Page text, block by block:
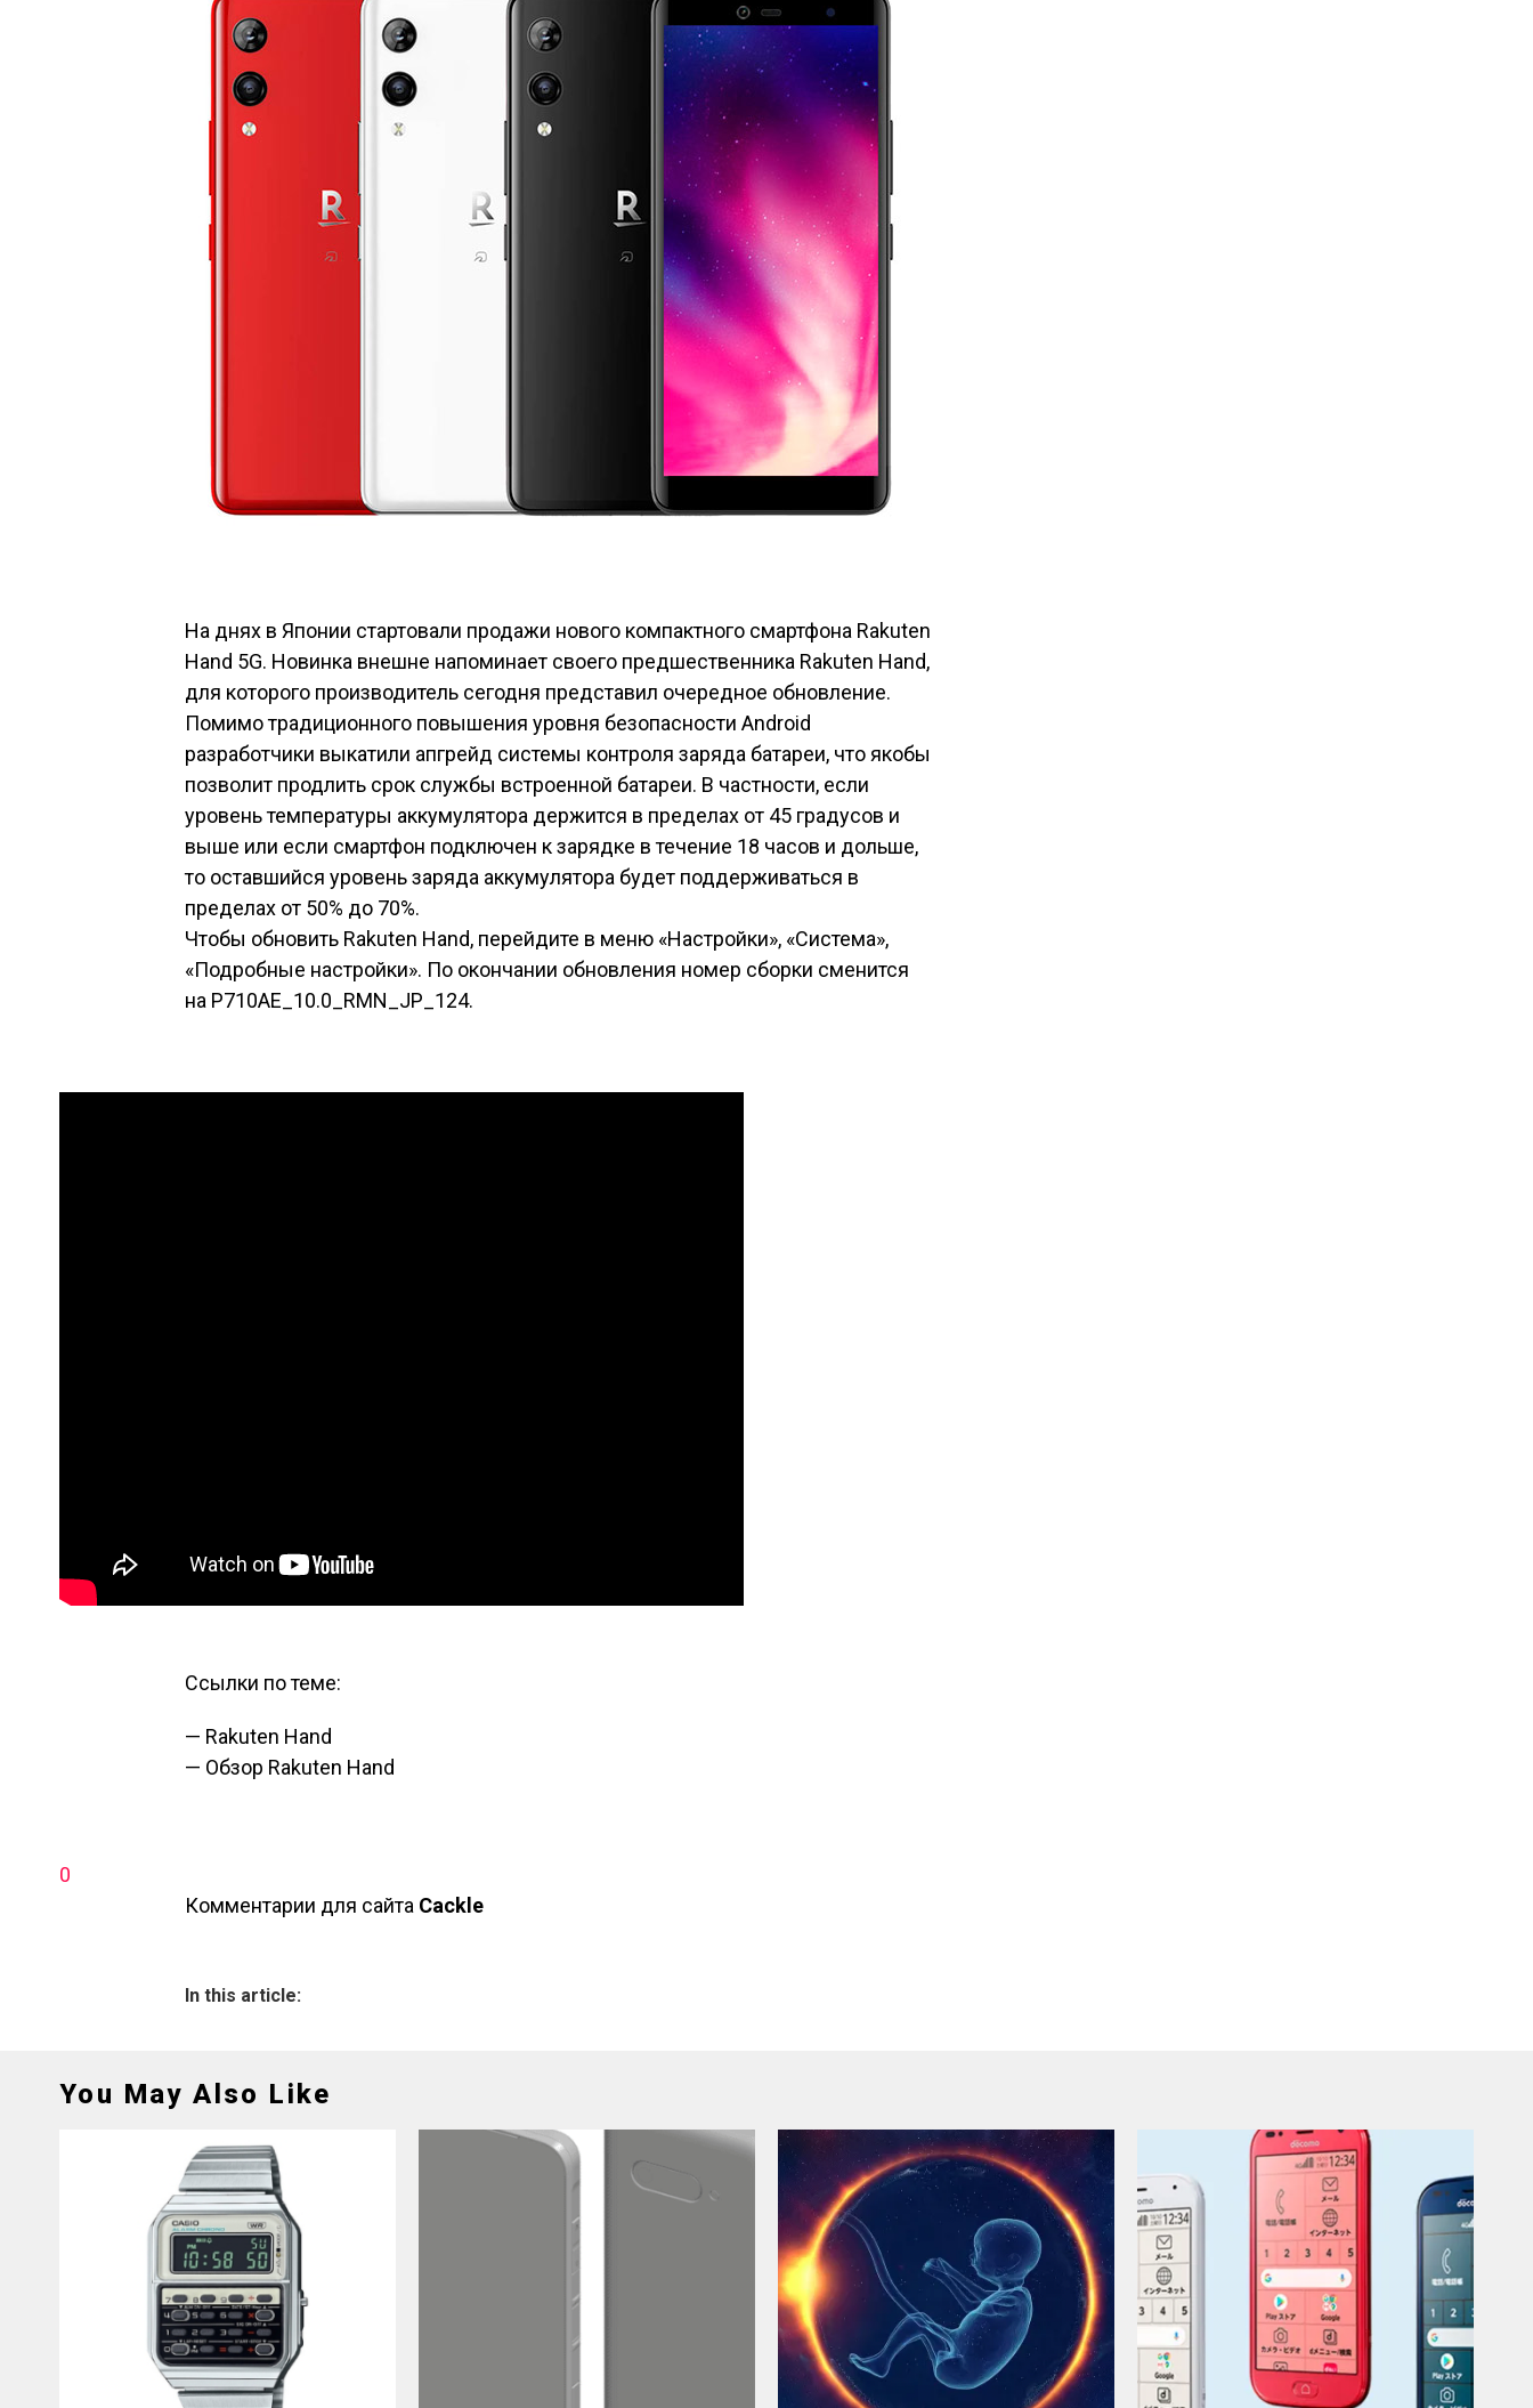
На днях в Японии стартовали продажи нового компактного смартфона Rakuten
Hand 5G. Новинка внешне напоминает своего предшественника Rakuten Hand,
для которого производитель сегодня представил очередное обновление.
Помимо традиционного повышения уровня безопасности Android
разработчики выкатили апгрейд системы контроля заряда батареи, что якобы
позволит продлить срок службы встроенной батареи. В частности, если
уровень температуры аккумулятора держится в пределах от 45 градусов и
выше или если смартфон подключен к зарядке в течение 18 часов и дольше,
то оставшийся уровень заряда аккумулятора будет поддерживаться в
пределах от 50% до 70%.
Чтобы обновить Rakuten Hand, перейдите в меню «Настройки», «Система»,
«Подробные настройки». По окончании обновления номер сборки сменится
на P710AE_10.0_RMN_JP_124.
Ссылки по теме:
— Rakuten Hand
— Обзор Rakuten Hand
0
Комментарии для сайта Cackl e
In this article:
You May Also Like